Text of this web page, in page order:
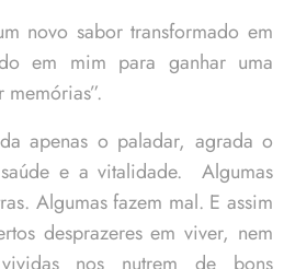
novo sabor transformado em
em mim para ganhar uma
apenas o paladar, agrada o
e a vitalidade. Algumas
Algumas fazem mal. E assim
desprazeres em viver, nem